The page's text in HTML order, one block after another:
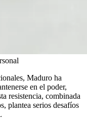
Maduro ha
en el poder,
resistencia, combinada
plantea serios desafíos